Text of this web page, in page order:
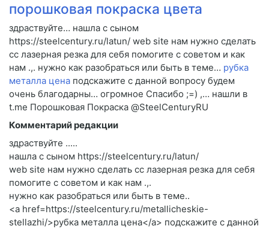
порошковая покраска цвета
здраствуйте… нашла с сыном
https://steelcentury.ru/latun/ web site нам нужно сделать
cc лазерная резка для себя помогите c советом и как
нам .,. нужно как разобраться или быть в теме… рубка
металла цена подскажите c данной вопросу будем
очень благодарны… огромное Спасибо ;=) ,… нашли в
t.me Порошковая Покраска @SteelCenturyRU
Комментарий редакции
здраствуйте .....
нашла с сыном https://steelcentury.ru/latun/
web site нам нужно сделать cc лазерная резка для себя
помогите c советом и как нам .,.
нужно как разобраться или быть в теме..
<a href=https://steelcentury.ru/metallicheskie-
stellazhi/>рубка металла цена</a> подскажите c данной